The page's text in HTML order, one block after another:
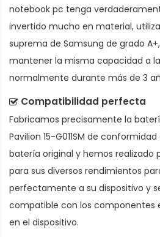
notebook pc tenga
invertido mucho en material,
suprema de Samsung de grado
mantener la misma capacidad a
normalmente durante más de 3
Compatibilidad perfecta
Fabricamos precisamente la
Pavilion 15-G011SM de conformidad
batería original y hemos realizado
para sus diversos rendimientos
perfectamente a su dispositivo y
compatible con los componentes
en el dispositivo.